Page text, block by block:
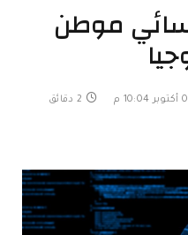
موطن
2 دقائق